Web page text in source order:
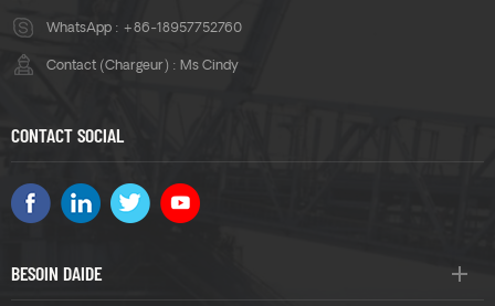
WhatsApp : +86-18957752760
Contact (Chargeur) : Ms Cindy
CONTACT SOCIAL
BESOIN DAIDE